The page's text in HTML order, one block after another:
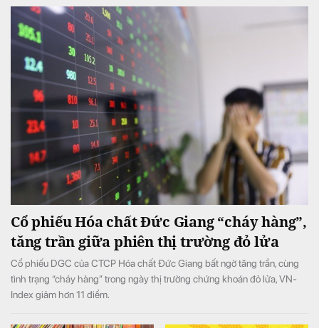
Cổ phiếu Hóa chất Đức Giang “cháy hàng”,
tăng trần giữa phiên thị trường đỏ lửa
Cổ phiếu DGC của CTCP Hóa chất Đức Giang bất ngờ tăng trần, cùng
tình trạng “cháy hàng” trong ngày thị trường chứng khoán đỏ lửa, VN-
Index giảm hơn 11 điểm.